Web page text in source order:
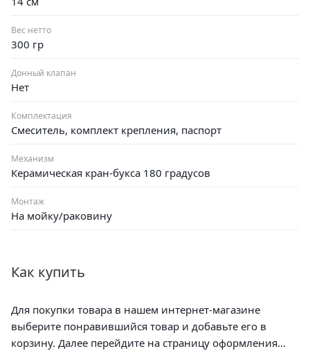
Вес нетто
300 гр
Донный клапан
Нет
Комплектация
Смеситель, комплект крепления, паспорт
Механизм
Керамическая кран-букса 180 градусов
Монтаж
На мойку/раковину
Как купить
Для покупки товара в нашем интернет-магазине
выберите понравившийся товар и добавьте его в
корзину. Далее перейдите на страницу оформления